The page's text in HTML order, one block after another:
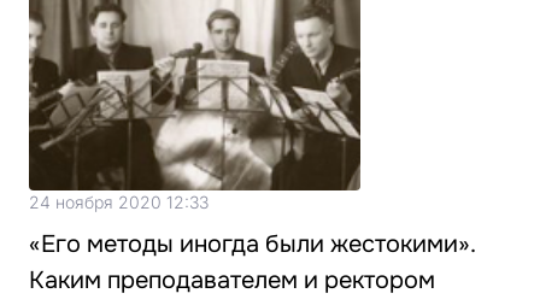
24 ноября 2020 12:33
«Его методы иногда были жестокими».
Каким преподавателем и ректором